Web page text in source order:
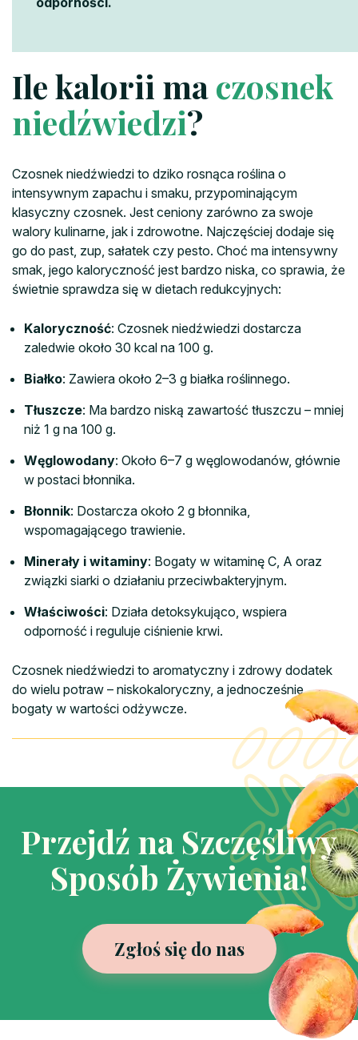
Ile kalorii maczosnek
niedźwiedzi?
Czosnek niedźwiedzi to dziko rosnąca roślina o
intensywnym zapachu i smaku, przypominającym
klasyczny czosnek. Jest ceniony zarówno za swoje
walory kulinarne, jak i zdrowotne. Najczęściej dodaje się
go do past, zup, sałatek czy pesto. Choć ma intensywny
smak, jego kaloryczność jest bardzo niska, co sprawia, że
świetnie sprawdza się w dietach redukcyjnych:
Kaloryczność: Czosnek niedźwiedzi dostarcza
zaledwie około 30 kcal na 100 g.
Białko: Zawiera około 2–3 g białka roślinnego.
Tłuszcze: Ma bardzo niską zawartość tłuszczu – mniej
niż 1 g na 100 g.
Węglowodany: Około 6–7 g węglowodanów, głównie
w postaci błonnika.
Błonnik: Dostarcza około 2 g błonnika,
wspomagającego trawienie.
Minerały i witaminy: Bogaty w witaminę C, A oraz
związki siarki o działaniu przeciwbakteryjnym.
Właściwości: Działa detoksykująco, wspiera
odporność i reguluje ciśnienie krwi.
Czosnek niedźwiedzi to aromatyczny i zdrowy dodatek
do wielu potraw – niskokaloryczny, a jednocześnie
bogaty w wartości odżywcze.
Przejdź na Szczęśliwy
Sposób Żywienia!
Zgłoś się do nas